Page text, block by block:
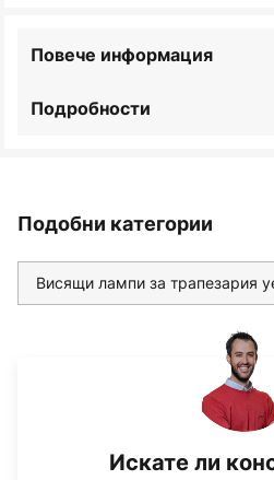
Подробности
Повече информация
Подобни категории
Висящи лампи за трапезария
Искате ли